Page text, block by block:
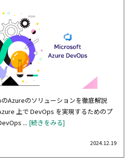
Azureのソリューションを徹底解説
上で DevOps を実現するためのプ
... [続きをみる]
2024.12.19